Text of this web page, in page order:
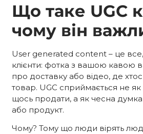
Що таке UGC
чому він
User generated content – це
клієнти: фотка з вашою кавою в
про доставку або відео, де
товар. UGC сприймається не
щось продати, а як чесна
або продукт.
Чому? Тому що люди вірять